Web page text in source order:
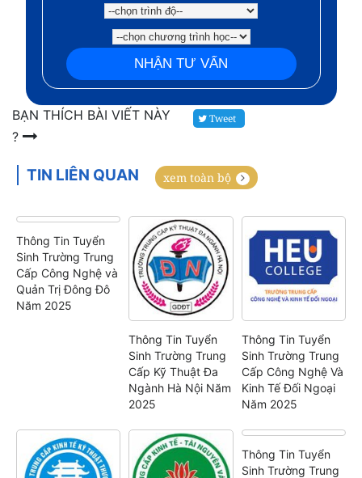
BẠN THÍCH BÀI VIẾT NÀY
?
Tweet
TIN LIÊN QUAN xem toàn bộ
Thông Tin Tuyển
Sinh Trường Trung
Cấp Công Nghệ và
Quản Trị Đông Đô
Năm 2025
Thông Tin Tuyển
Sinh Trường Trung
Cấp Kỹ Thuật Đa
Ngành Hà Nội Năm
2025
Thông Tin Tuyển
Sinh Trường Trung
Cấp Công Nghệ Và
Kinh Tế Đối Ngoại
Năm 2025
Thông Tin Tuyển
Sinh Trường Trung